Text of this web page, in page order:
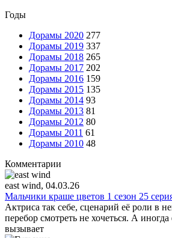
Годы
Дорамы 2020 277
Дорамы 2019 337
Дорамы 2018 265
Дорамы 2017 202
Дорамы 2016 159
Дорамы 2015 135
Дорамы 2014 93
Дорамы 2013 81
Дорамы 2012 80
Дорамы 2011 61
Дорамы 2010 48
Комментарии
east wind, 04.03.26
Мальчики краше цветов 1 сезон 25
Актриса так себе, сценарий её роли в
перебор смотреть не хочеться. А
вызывает